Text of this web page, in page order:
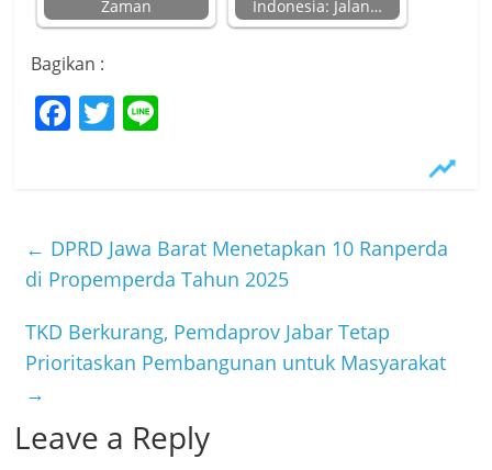
Zaman Indonesia: Jalan…
Bagikan :
F
b
o
o
k
T
← DPRD Jawa Barat Menetapkan 10 Ranperda
di Propemperda Tahun 2025
TKD Berkurang, Pemdaprov Jabar Tetap
Prioritaskan Pembangunan untuk Masyarakat
→
Leave a Reply